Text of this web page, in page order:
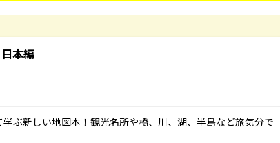
本編
ぶ新しい地図本！観光名所や橋、川、湖、半島など旅気分で